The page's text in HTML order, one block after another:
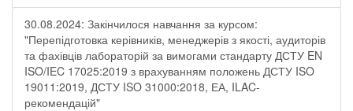
30.08.2024: Закінчилося навчання за курсом:
"Перепідготовка керівників, менеджерів з якості, аудиторів
та фахівців лабораторій за вимогами стандарту ДСТУ EN
ISO/IEC 17025:2019 з врахуванням положень ДСТУ ISO
19011:2019, ДСТУ ISO 31000:2018, ЕА, ILAC-
рекомендацій"